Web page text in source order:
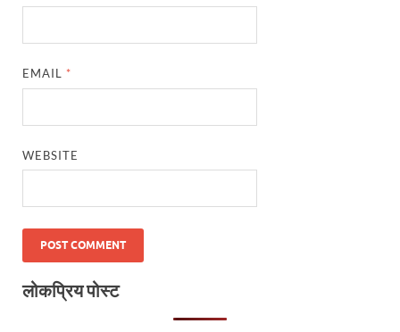
EMAIL *
WEBSITE
लोकप्रिय पोस्ट